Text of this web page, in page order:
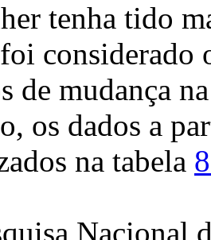
tenha tido
considerado
de mudança
os dados a
na tabela
Nacional